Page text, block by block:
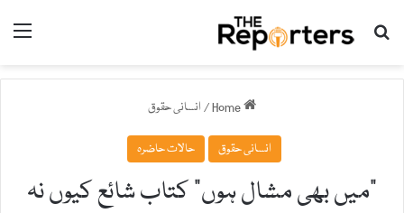
Search for
/ انسانی حقوق
انسانی حقوق حالات حاضرہ
"میں بھی مشال ہوں" کتاب شائع کیوں نہ